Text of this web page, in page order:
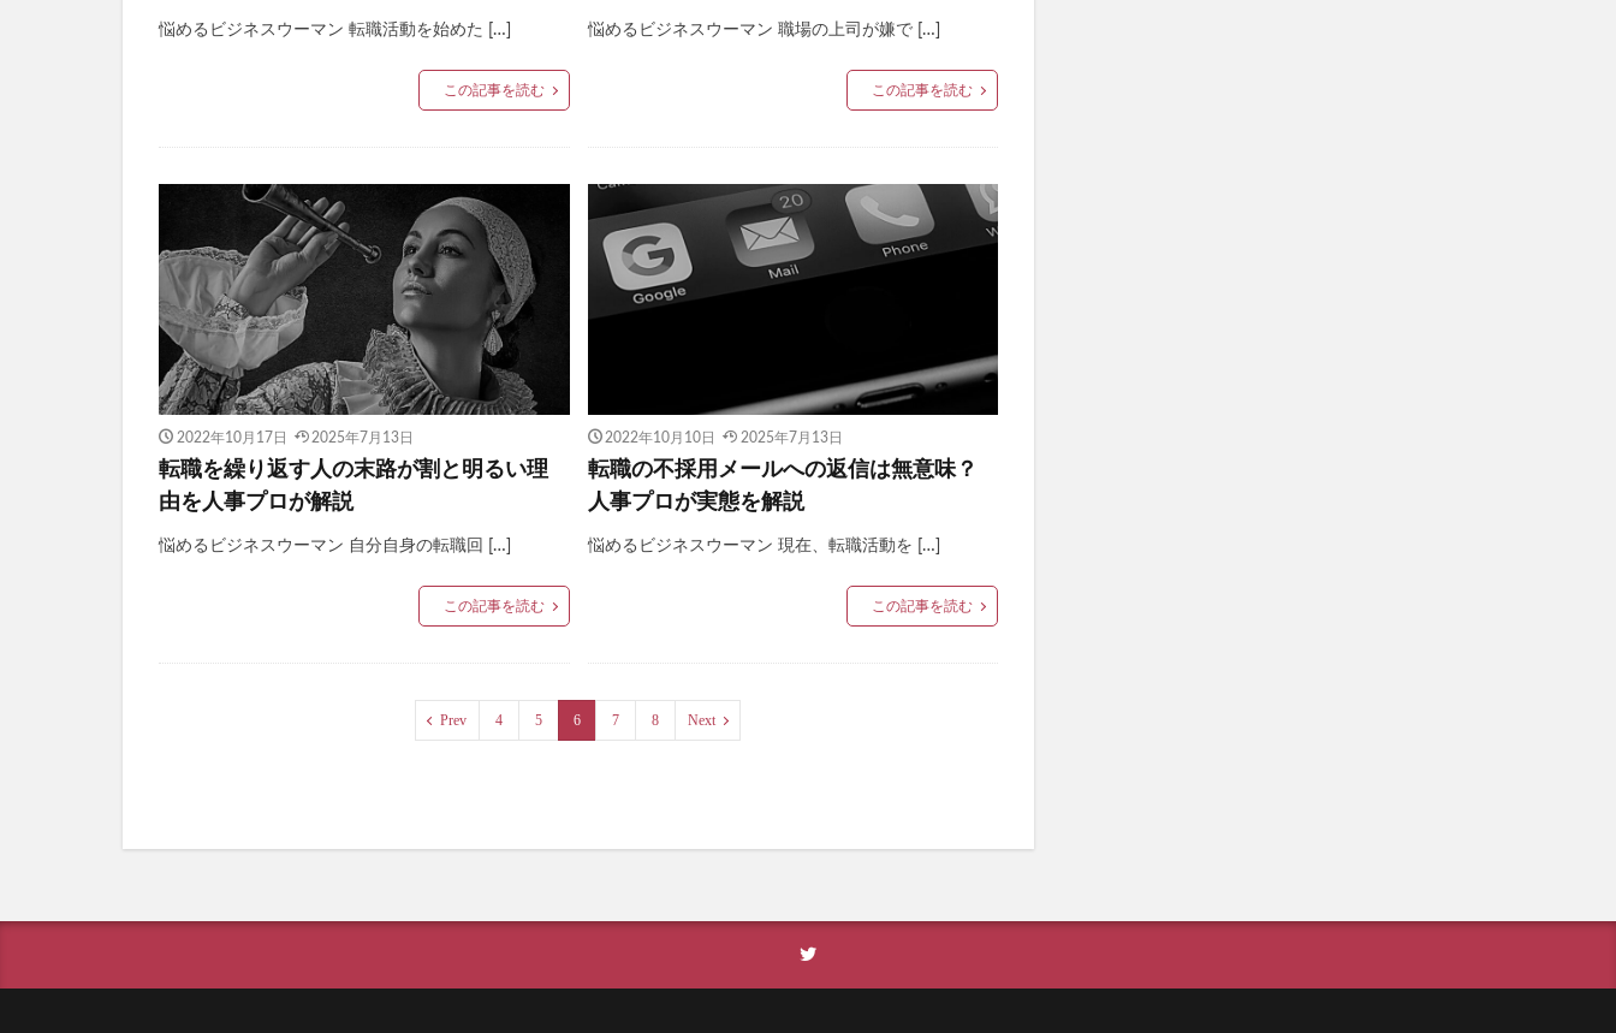
悩めるビジネスウーマン 転職活動を始めた […]
この記事を読む
悩めるビジネスウーマン 職場の上司が嫌で […]
この記事を読む
2022年10月17日 2025年7月13日
転職を繰り返す人の末路が割と明るい理
由を人事プロが解説
悩めるビジネスウーマン 自分自身の転職回 […]
この記事を読む
2022年10月10日 2025年7月13日
転職の不採用メールへの返信は無意味？
人事プロが実態を解説
悩めるビジネスウーマン 現在、転職活動を […]
この記事を読む
Prev 4 5 6 7 8 Next